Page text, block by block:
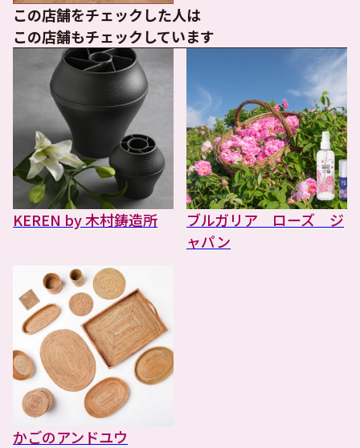
この店舗をチェックした人は
この店舗もチェックしています
KEREN by 木村鋳造所
ブルガリア ローズ ジ
ャパン
かごのアンドユウ